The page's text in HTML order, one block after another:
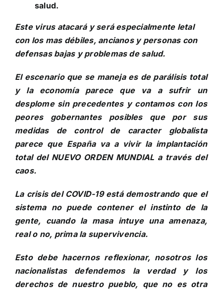
salud.
Este virus atacará y será especialmente letal
con los mas débiles, ancianos y personas con
defensas bajas y problemas de salud.
El escenario que se maneja es de parálisis total
y la economía parece que va a sufrir un
desplome sin precedentes y contamos con los
peores gobernantes posibles que por sus
medidas de control de caracter globalista
parece que España va a vivir la implantación
total del NUEVO ORDEN MUNDIAL a través del
caos.
La crisis del COVID-19 está demostrando que el
sistema no puede contener el instinto de la
gente, cuando la masa intuye una amenaza,
real o no, prima la supervivencia.
Esto debe hacernos reflexionar, nosotros los
nacionalistas defendemos la verdad y los
derechos de nuestro pueblo, que no es otra